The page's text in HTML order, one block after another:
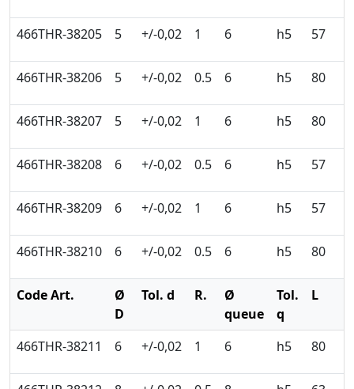
466THR-38205 5 +/-0,02 1 6 h5 57
466THR-38206 5 +/-0,02 0.5 6 h5 80
466THR-38207 5 +/-0,02 1 6 h5 80
466THR-38208 6 +/-0,02 0.5 6 h5 57
466THR-38209 6 +/-0,02 1 6 h5 57
466THR-38210 6 +/-0,02 0.5 6 h5 80
Code Art.
Ø
D
Tol. d R.
Ø
queue
Tol.
q
L
466THR-38211 6 +/-0,02 1 6 h5 80